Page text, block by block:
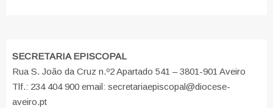
SECRETARIA EPISCOPAL
Rua S. João da Cruz n.º2 Apartado 541 – 3801-901 Aveiro
Tlf.: 234 404 900 email: secretariaepiscopal@diocese-
aveiro.pt